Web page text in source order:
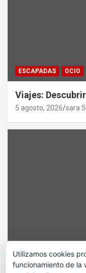
ESCAPADAS OCIO
Viajes:
5 agosto, 2026 sara
Utilizamos cookies
funcionamiento de la